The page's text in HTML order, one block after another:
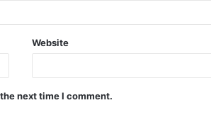
Website
next time I comment.